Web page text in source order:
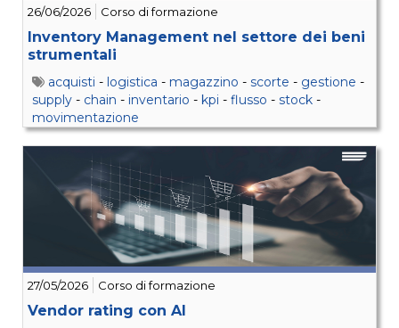
26/06/2026 Corso di formazione
Inventory Management nel settore dei beni
strumentali
acquisti - logistica - magazzino - scorte - gestione -
supply - chain - inventario - kpi - flusso - stock -
movimentazione
27/05/2026 Corso di formazione
Vendor rating con AI